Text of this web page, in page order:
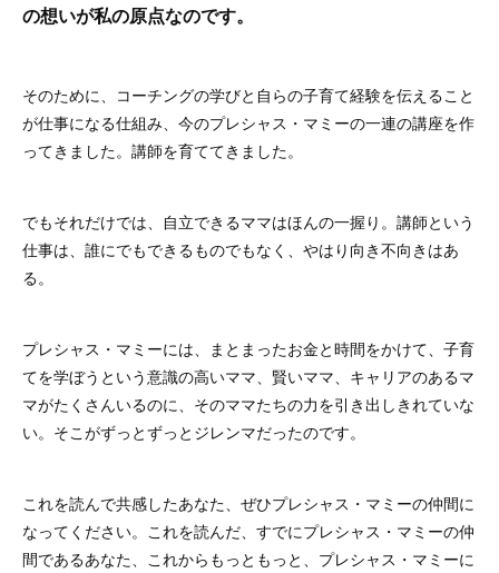
の想いが私の原点なのです。
そのために、コーチングの学びと自らの子育て経験を伝えること
が仕事になる仕組み、今のプレシャス・マミーの一連の講座を作
ってきました。講師を育ててきました。
でもそれだけでは、自立できるママはほんの一握り。講師という
仕事は、誰にでもできるものでもなく、やはり向き不向きはあ
る。
プレシャス・マミーには、まとまったお金と時間をかけて、子育
てを学ぼうという意識の高いママ、賢いママ、キャリアのあるマ
マがたくさんいるのに、そのママたちの力を引き出しきれていな
い。そこがずっとずっとジレンマだったのです。
これを読んで共感したあなた、ぜひプレシャス・マミーの仲間に
なってください。これを読んだ、すでにプレシャス・マミーの仲
間であるあなた、これからもっともっと、プレシャス・マミーに